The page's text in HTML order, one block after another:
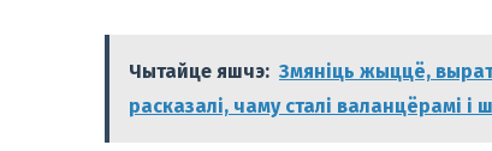
Чытайце яшчэ: Змяніць жыццё,
расказалі, чаму сталі валанцёрамі і